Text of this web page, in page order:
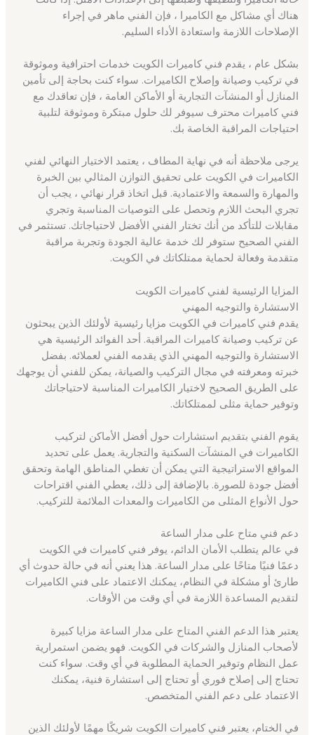
هناك أي مشاكل مع الكاميرا ، فإن الفني ماهر في إجراء
الإصلاحات اللازمة واستعادة الأداء السليم.
بشكل عام ، يقدم فني كاميرات الكويت خدمات احترافية وموثوقة
في تركيب وصيانة وإصلاح الكاميرات. سواء كنت بحاجة إلى تأمين
المنازل أو المنشآت التجارية أو الأماكن العامة ، فإن تعاقدك مع
فني كاميرات محترف سيوفر لك حلول مبتكرة وموثوقة لتلبية
احتياجات المراقبة الخاصة بك.
يرجى ملاحظة أنه في نهاية المطاف ، يعتمد الاختيار النهائي لفني
الكاميرات في الكويت على تحقيق التوازن المثالي بين الخبرة
والمهارة والسمعة والاعتمادية. قبل اتخاذ قرار نهائي ، يجب أن
تجري البحث اللازم وتحصل على التوصيات المناسبة وتجري
مقابلات للتأكد من أنك تختار الفني الأفضل لاحتياجاتك. تستثمر في
الفني الصحيح ستوفر لك خدمة عالية الجودة وتجربة مراقبة
متقدمة وفعالة لحماية ممتلكاتك في الكويت.
المزايا الرئيسية لفني كاميرات الكويت
الاستشارة والتوجيه المهني
يقدم فني كاميرات في الكويت مزايا رئيسية لأولئك الذين يبحثون
عن تركيب وصيانة كاميرات المراقبة. أحد الفوائد الرئيسية هي
الاستشارة والتوجيه المهني الذي يقدمه الفني لعملائه. بفضل
خبرته ومعرفته في مجال التركيب والصيانة، يمكن للفني أن يوجهك
على الطريق الصحيح لاختيار الكاميرات المناسبة لاحتياجاتك
وتوفير حماية مثلى لممتلكاتك.
يقوم الفني بتقديم استشارات حول أفضل الأماكن لتركيب
الكاميرات في المنشآت السكنية والتجارية. يعمل على تحديد
المواقع الاستراتيجية التي يمكن أن تغطي المناطق الهامة وتحقق
أفضل جودة للصورة. بالإضافة إلى ذلك، يعطي الفني اقتراحات
حول الأنواع المثلى من الكاميرات والمعدات الملائمة للتركيب.
دعم فني متاح على مدار الساعة
في عالم يتطلب الأمان الدائم، يوفر فني كاميرات في الكويت
دعمًا فنيًا متاحًا على مدار الساعة. هذا يعني أنه في حالة حدوث أي
طارئ أو مشكلة في النظام، يمكنك الاعتماد على فني الكاميرات
لتقديم المساعدة اللازمة في أي وقت من الأوقات.
يعتبر هذا الدعم الفني المتاح على مدار الساعة مزايا كبيرة
لأصحاب المنازل والشركات في الكويت. فهو يضمن استمرارية
عمل النظام وتوفير الحماية المطلوبة في أي وقت. سواء كنت
تحتاج إلى إصلاح فوري أو تحتاج إلى استشارة فنية، يمكنك
الاعتماد على دعم الفني المتخصص.
في الختام، يعتبر فني كاميرات الكويت شريكًا مهمًا لأولئك الذين